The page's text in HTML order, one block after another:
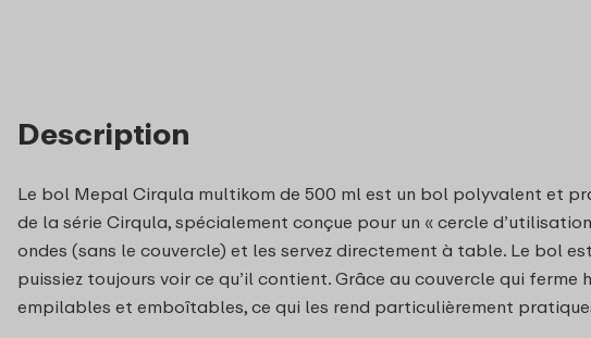
Description
Le bol Mepal Cirqula multikom de 500 ml est un bol polyvalent et
de la série Cirqula, spécialement conçue pour un « cercle
ondes (sans le couvercle) et les servez directement à table. Le bol
puissiez toujours voir ce qu’il contient. Grâce au couvercle qui
empilables et emboîtables, ce qui les rend particulièrement